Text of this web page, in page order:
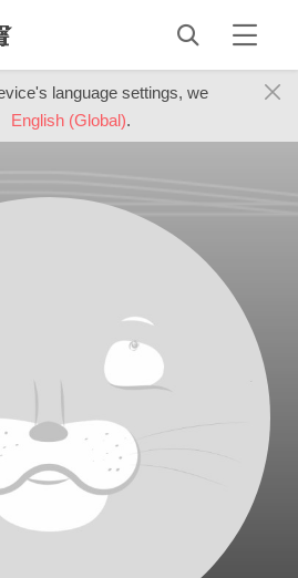
language settings, we
English (Global).